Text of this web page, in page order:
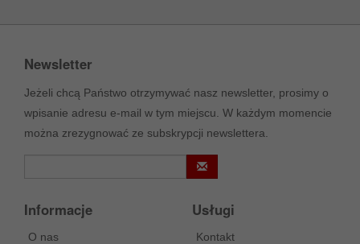
Newsletter
Jeżeli chcą Państwo otrzymywać nasz newsletter, prosimy o
wpisanie adresu e-mail w tym miejscu. W każdym momencie
można zrezygnować ze subskrypcji newslettera.
Informacje
O nas
Usługi
Kontakt